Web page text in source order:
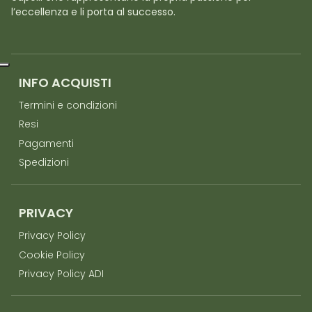
l’eccellenza e li porta al successo.
INFO ACQUISTI
Termini e condizioni
Resi
Pagamenti
Spedizioni
PRIVACY
Privacy Policy
Cookie Policy
Privacy Policy ADI